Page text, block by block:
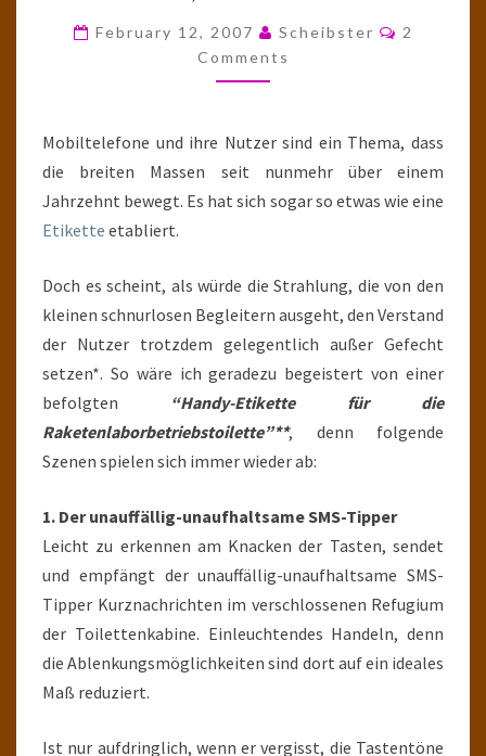
TEIL
IX
February 12, 2007 Scheibster
2
Comments
Mobiltelefone und ihre Nutzer sind ein Thema, dass
die breiten Massen seit nunmehr über einem
Jahrzehnt bewegt. Es hat sich sogar so etwas wie eine
Etikette etabliert.
Doch es scheint, als würde die Strahlung, die von den
kleinen schnurlosen Begleitern ausgeht, den Verstand
der Nutzer trotzdem gelegentlich außer Gefecht
setzen*. So wäre ich geradezu begeistert von einer
befolgten “Handy-Etikette für die
Raketenlaborbetriebstoilette”**, denn folgende
Szenen spielen sich immer wieder ab:
1. Der unauffällig-unaufhaltsame SMS-Tipper
Leicht zu erkennen am Knacken der Tasten, sendet
und empfängt der unauffällig-unaufhaltsame SMS-
Tipper Kurznachrichten im verschlossenen Refugium
der Toilettenkabine. Einleuchtendes Handeln, denn
die Ablenkungsmöglichkeiten sind dort auf ein ideales
Maß reduziert.
Ist nur aufdringlich, wenn er vergisst, die Tastentöne